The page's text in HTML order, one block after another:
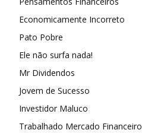
Economicamente Incorreto
Pato Pobre
Ele não surfa nada!
Mr Dividendos
Jovem de Sucesso
Investidor Maluco
Trabalhado Mercado Financeiro